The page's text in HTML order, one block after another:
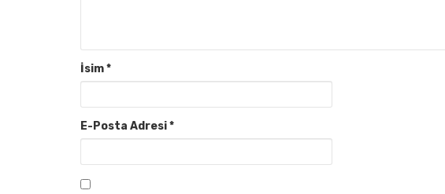
İsim*
E-Posta Adresi*